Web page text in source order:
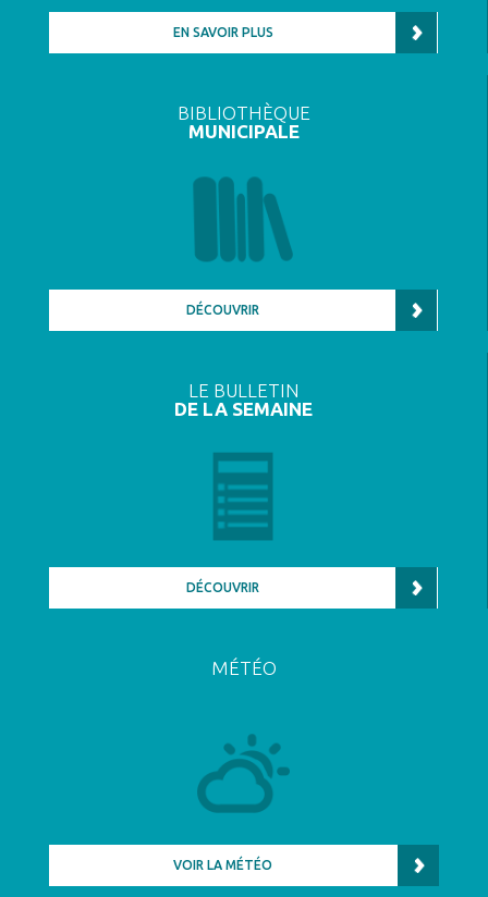
EN SAVOIR PLUS
BIBLIOTHÈQUE
MUNICIPALE
DÉCOUVRIR
LE BULLETIN
DE LA SEMAINE
DÉCOUVRIR
MÉTÉO
VOIR LA MÉTÉO